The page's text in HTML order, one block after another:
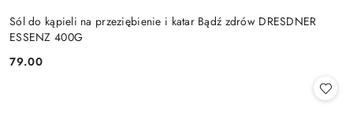
Sól do kąpieli na przeziębienie i katar Bądź zdrów DRESDNER
ESSENZ 400G
Cena:
79.00